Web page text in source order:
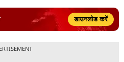
डाउनलोड करें